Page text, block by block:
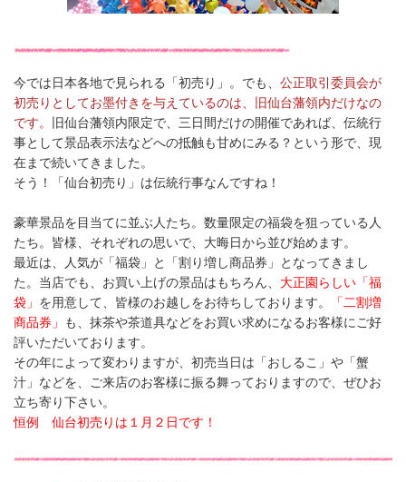
今では日本各地で見られる「初売り」。でも、 公正取引委員会が
初売りとしてお墨付きを与えているのは、旧仙台藩領内だけなの
です。
旧仙台藩領内限定で、三日間だけの開催であれば、伝統行
事として景品表示法などへの抵触も甘めにみる？という形で、現
在まで続いてきました。
そう！「仙台初売り」は伝統行事なんですね！
豪華景品を目当てに並ぶ人たち。数量限定の福袋を狙っている人
たち。皆様、それぞれの思いで、大晦日から並び始めます。
最近は、人気が「福袋」と「割り増し商品券」となってきまし
た。当店でも、お買い上げの景品はもちろん、 大正園らしい「福
袋」 を用意して、皆様のお越しをお待ちしております。
「二割増
商品券」
も、抹茶や茶道具などをお買い求めになるお客様にご好
評いただいております。
その年によって変わりますが、初売当日は「おしるこ」や「蟹
汁」などを、ご来店のお客様に振る舞っておりますので、ぜひお
立ち寄り下さい。
恒例 仙台初売りは１月２日です！